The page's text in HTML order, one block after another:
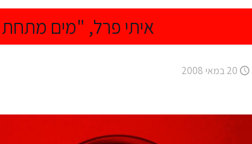
איתי פרל, "מים
20 במאי 2008